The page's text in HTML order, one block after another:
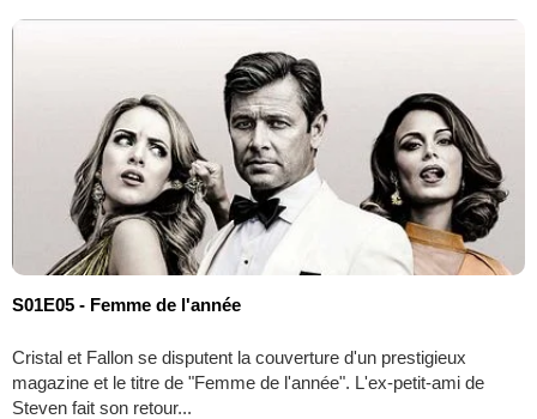
S01E05 - Femme de l'année
Cristal et Fallon se disputent la couverture d'un prestigieux
magazine et le titre de "Femme de l'année". L'ex-petit-ami de
Steven fait son retour...